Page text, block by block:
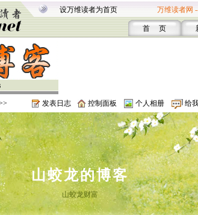
设万维读者为首页 万维读者网
首 页
发表日志 控制面板 个人相册 给
山蛟龙的博客
山蛟龙财富